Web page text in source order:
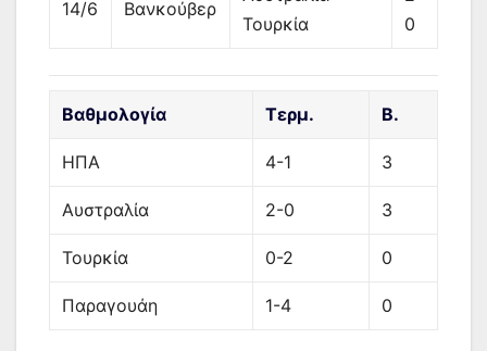
14/6 Βανκούβερ
Τουρκία
0
Βαθμολογία Τερμ. Β.
ΗΠΑ 4-1 3
Αυστραλία 2-0 3
Τουρκία 0-2 0
Παραγουάη 1-4 0